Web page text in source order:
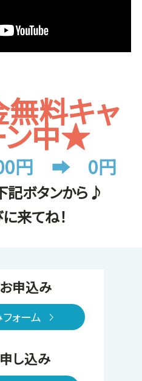
料キャ
ン中★
円 ➡ 0円
記ボタンから♪
来てね！
申込み
ォーム
し込み